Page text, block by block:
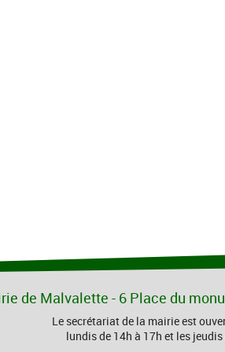
de Malvalette - 6 Place du
Le secrétariat de la mairie est
lundis de 14h à 17h et les jeudis